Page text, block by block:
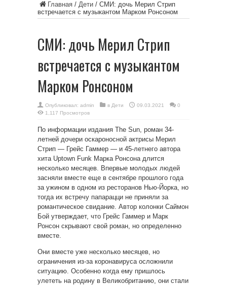
Главная / Дети / СМИ: дочь Мерил Стрип
встречается с музыкантом Марком Ронсоном
СМИ: дочь Мерил Стрип
встречается с музыкантом
Марком Ронсоном
Опубликовал: admin в Дети 09.03.2021
0
1,117 Просмотров
По информации издания The Sun, роман 34-
летней дочери оскароносной актрисы Мерил
Стрип — Грейс Гаммер — и 45-летнего автора
хита Uptown Funk Марка Ронсона длится
несколько месяцев. Впервые молодых людей
засняли вместе еще в сентябре прошлого года
за ужином в одном из ресторанов Нью-Йорка, но
тогда их встречу папарацци не приняли за
романтическое свидание. Автор колонки Саймон
Бой утверждает, что Грейс Гаммер и Марк
Ронсон скрывают свой роман, но определенно
вместе.
Они вместе уже несколько месяцев, но
ограничения из-за коронавируса осложнили
ситуацию. Особенно когда ему пришлось
улететь на родину в Великобританию, они стали